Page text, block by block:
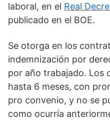
laboral, en el Real
publicado en el BOE.
Se otorga en los
indemnización por
por año trabajado. Los
hasta 6 meses, con
pro convenio, y no se
como ocurría